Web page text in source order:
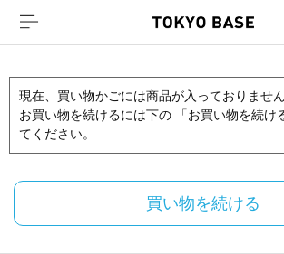
現在、買い物かごには商品が入っておりません
お買い物を続けるには下の 「お買い物を続け
てください。
買い物を続ける